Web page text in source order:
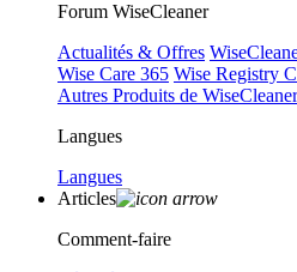
Forum WiseCleaner
Actualités & Offres
Wise Care 365 Wise Registry
Autres Produits de WiseCleaner
Langues
Langues
Articles
Comment-faire